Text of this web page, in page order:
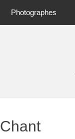
Photographes
Chant